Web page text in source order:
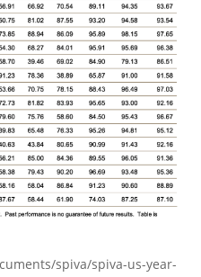
spiva/spiva-us-year-